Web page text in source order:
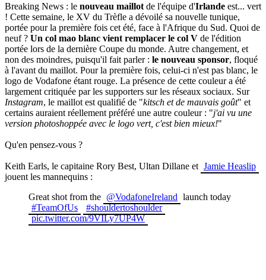
Breaking News : le nouveau maillot de l'équipe d'Irlande est... vert
! Cette semaine, le XV du Trèfle a dévoilé sa nouvelle tunique,
portée pour la première fois cet été, face à l'Afrique du Sud. Quoi de
neuf ? Un col mao blanc vient remplacer le col V de l'édition
portée lors de la dernière Coupe du monde. Autre changement, et
non des moindres, puisqu'il fait parler : le nouveau sponsor, floqué
à l'avant du maillot. Pour la première fois, celui-ci n'est pas blanc, le
logo de Vodafone étant rouge. La présence de cette couleur a été
largement critiquée par les supporters sur les réseaux sociaux. Sur
Instagram, le maillot est qualifié de "kitsch et de mauvais goût" et
certains auraient réellement préféré une autre couleur : "j'ai vu une
version photoshoppée avec le logo vert, c'est bien mieux!"
Qu'en pensez-vous ?
Keith Earls, le capitaine Rory Best, Ultan Dillane et Jamie Heaslip
jouent les mannequins :
Great shot from the @VodafoneIreland launch today
#TeamOfUs
#shouldertoshoulder
pic.twitter.com/9VILy7UP4W